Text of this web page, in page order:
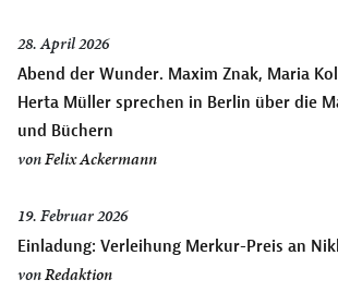
28. April 2026
Abend der Wunder. Maxim Znak, Maria
Herta Müller sprechen in Berlin über die
und Büchern
vonFelix Ackermann
19. Februar 2026
Einladung: Verleihung Merkur-Preis an
vonRedaktion